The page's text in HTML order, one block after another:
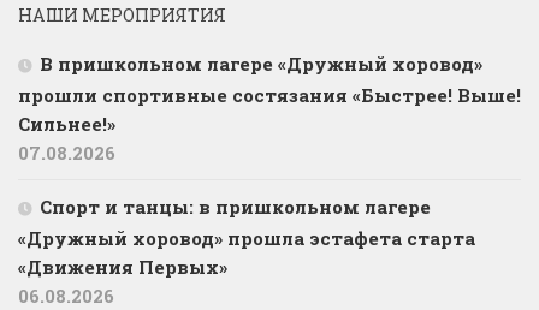
НАШИ МЕРОПРИЯТИЯ
В пришкольном лагере «Дружный хоровод»
прошли спортивные состязания «Быстрее! Выше!
Сильнее!»
07.08.2026
Спорт и танцы: в пришкольном лагере
«Дружный хоровод» прошла эстафета старта
«Движения Первых»
06.08.2026